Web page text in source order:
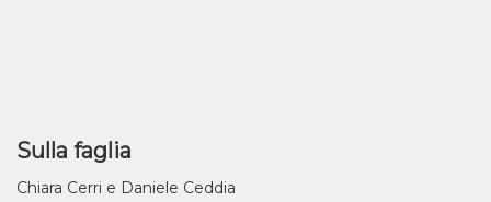
Sulla faglia
Chiara Cerri e Daniele Ceddia